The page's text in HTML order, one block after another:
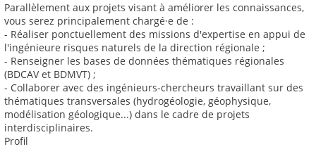
Parallèlement aux projets visant à améliorer les connaissances,
vous serez principalement chargé·e de :
- Réaliser ponctuellement des missions d'expertise en appui de
l'ingénieure risques naturels de la direction régionale ;
- Renseigner les bases de données thématiques régionales
(BDCAV et BDMVT) ;
- Collaborer avec des ingénieurs-chercheurs travaillant sur des
thématiques transversales (hydrogéologie, géophysique,
modélisation géologique...) dans le cadre de projets
interdisciplinaires.
Profil